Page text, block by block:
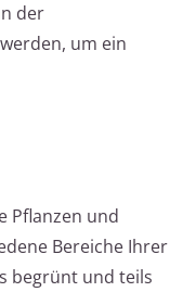
der
um ein
Pflanzen und
Bereiche Ihrer
begrünt und teils